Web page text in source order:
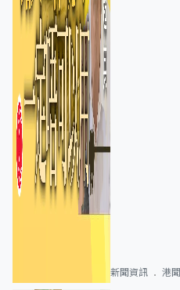
新聞資訊 港聞